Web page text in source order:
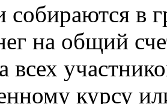
собираются в
на общий
всех
курсу